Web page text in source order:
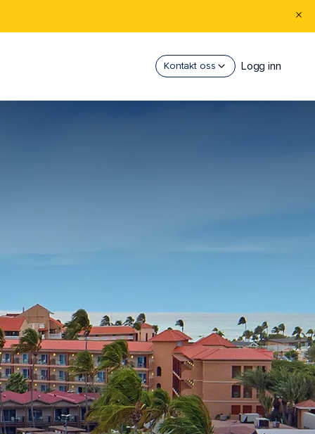
Kontakt oss Logg inn